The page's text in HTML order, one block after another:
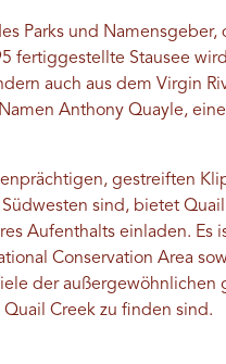
Parks und
fertiggestellte Stausee
auch aus dem Virgin
Anthony Quayle,
gestreiften
sind, bietet
Aufenthalts einladen. Es
Conservation Area
der
Creek zu finden sind.